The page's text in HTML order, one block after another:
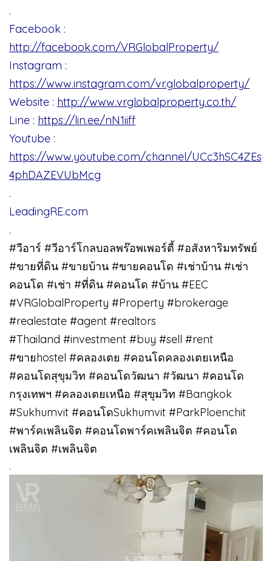
.
Facebook :
http://facebook.com/VRGlobalProperty/
Instagram :
https://www.instagram.com/vr.globalproperty/
Website : http://www.vrglobalproperty.co.th/
Line : https://lin.ee/nN1iiff
Youtube :
https://www.youtube.com/channel/UCc3hSC4ZEs
4phDAZEVUbMcg
.
LeadingRE.com
.
#วีอาร์ #วีอาร์โกลบอลพร๊อพเพอร์ตี้ #อสังหาริมทรัพย์
#ขายที่ดิน #ขายบ้าน #ขายคอนโด #เช่าบ้าน #เช่า
คอนโด #เช่า #ที่ดิน #คอนโด #บ้าน #EEC
#VRGlobalProperty #Property #brokerage
#realestate #agent #realtors
#Thailand #investment #buy #sell #rent
#ขายhostel #คลองเตย #คอนโดคลองเตยเหนือ
#คอนโดสุขุมวิท #คอนโดวัฒนา #วัฒนา #คอนโด
กรุงเทพฯ #คลองเตยเหนือ #สุขุมวิท #Bangkok
#Sukhumvit #คอนโดSukhumvit #ParkPloenchit
#พาร์คเพลินจิต #คอนโดพาร์คเพลินจิต #คอนโด
เพลินจิต #เพลินจิต
.